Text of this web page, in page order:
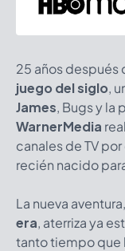
25 años después
juego del siglo,
James, Bugs y la
WarnerMedia
canales de TV
recién nacido
La nueva
era, aterriza ya
tanto tiempo que